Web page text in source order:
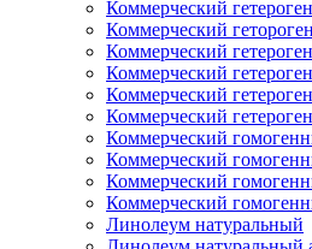
Коммерческий
Коммерческий
Коммерческий
Коммерческий
Коммерческий
Коммерческий
Коммерческий
Коммерческий
Коммерческий
Коммерческий
Линолеум натуральный